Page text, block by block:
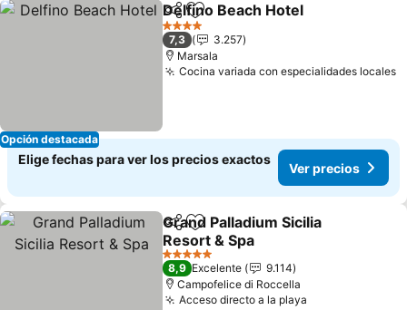
Opción destacada
CompartirAgregar a favoritos
Delfino Beach Hotel
4 Estrellas
7,3
3.257
Marsala
Cocina variada con especialidades locales
Elige fechas para ver los precios exactos
Ver precios
CompartirAgregar a favoritos
Grand Palladium Sicilia
Resort & Spa
Ver precios
5 Estrellas
8,9 Excelente
9.114
Campofelice di Roccella
Acceso directo a la playa